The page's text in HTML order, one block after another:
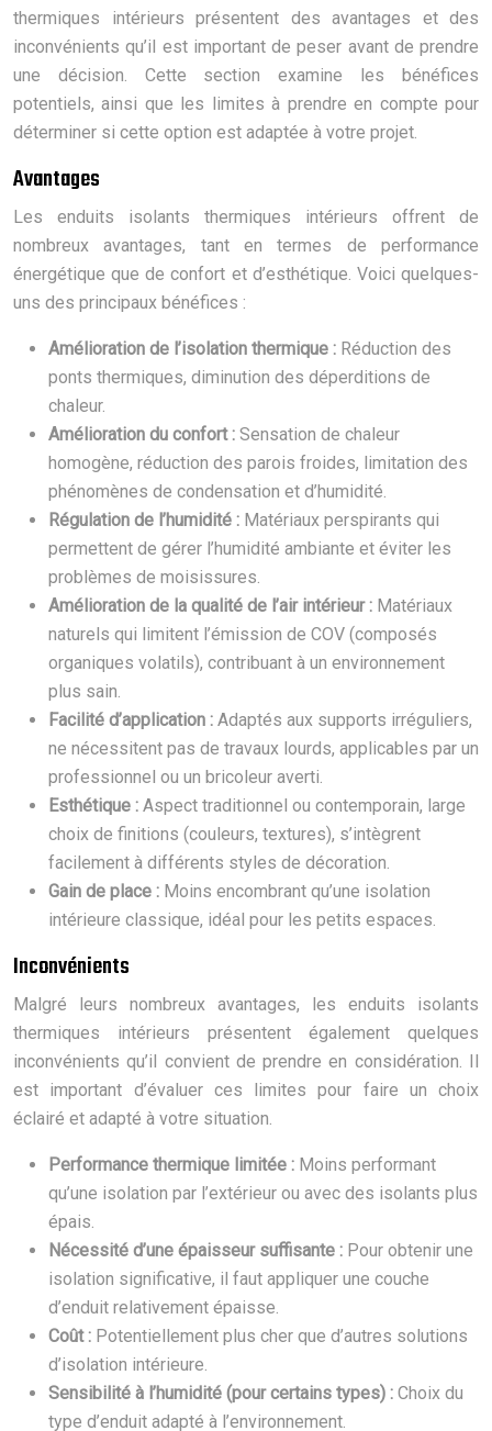
thermiques intérieurs présentent des avantages et des
inconvénients qu’il est important de peser avant de prendre
une décision. Cette section examine les bénéfices
potentiels, ainsi que les limites à prendre en compte pour
déterminer si cette option est adaptée à votre projet.
Avantages
Les enduits isolants thermiques intérieurs offrent de
nombreux avantages, tant en termes de performance
énergétique que de confort et d’esthétique. Voici quelques-
uns des principaux bénéfices :
Amélioration de l’isolation thermique : Réduction des
ponts thermiques, diminution des déperditions de
chaleur.
Amélioration du confort : Sensation de chaleur
homogène, réduction des parois froides, limitation des
phénomènes de condensation et d’humidité.
Régulation de l’humidité : Matériaux perspirants qui
permettent de gérer l’humidité ambiante et éviter les
problèmes de moisissures.
Amélioration de la qualité de l’air intérieur : Matériaux
naturels qui limitent l’émission de COV (composés
organiques volatils), contribuant à un environnement
plus sain.
Facilité d’application : Adaptés aux supports irréguliers,
ne nécessitent pas de travaux lourds, applicables par un
professionnel ou un bricoleur averti.
Esthétique : Aspect traditionnel ou contemporain, large
choix de finitions (couleurs, textures), s’intègrent
facilement à différents styles de décoration.
Gain de place : Moins encombrant qu’une isolation
intérieure classique, idéal pour les petits espaces.
Inconvénients
Malgré leurs nombreux avantages, les enduits isolants
thermiques intérieurs présentent également quelques
inconvénients qu’il convient de prendre en considération. Il
est important d’évaluer ces limites pour faire un choix
éclairé et adapté à votre situation.
Performance thermique limitée : Moins performant
qu’une isolation par l’extérieur ou avec des isolants plus
épais.
Nécessité d’une épaisseur suffisante : Pour obtenir une
isolation significative, il faut appliquer une couche
d’enduit relativement épaisse.
Coût : Potentiellement plus cher que d’autres solutions
d’isolation intérieure.
Sensibilité à l’humidité (pour certains types) : Choix du
type d’enduit adapté à l’environnement.